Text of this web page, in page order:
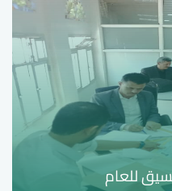
للعام